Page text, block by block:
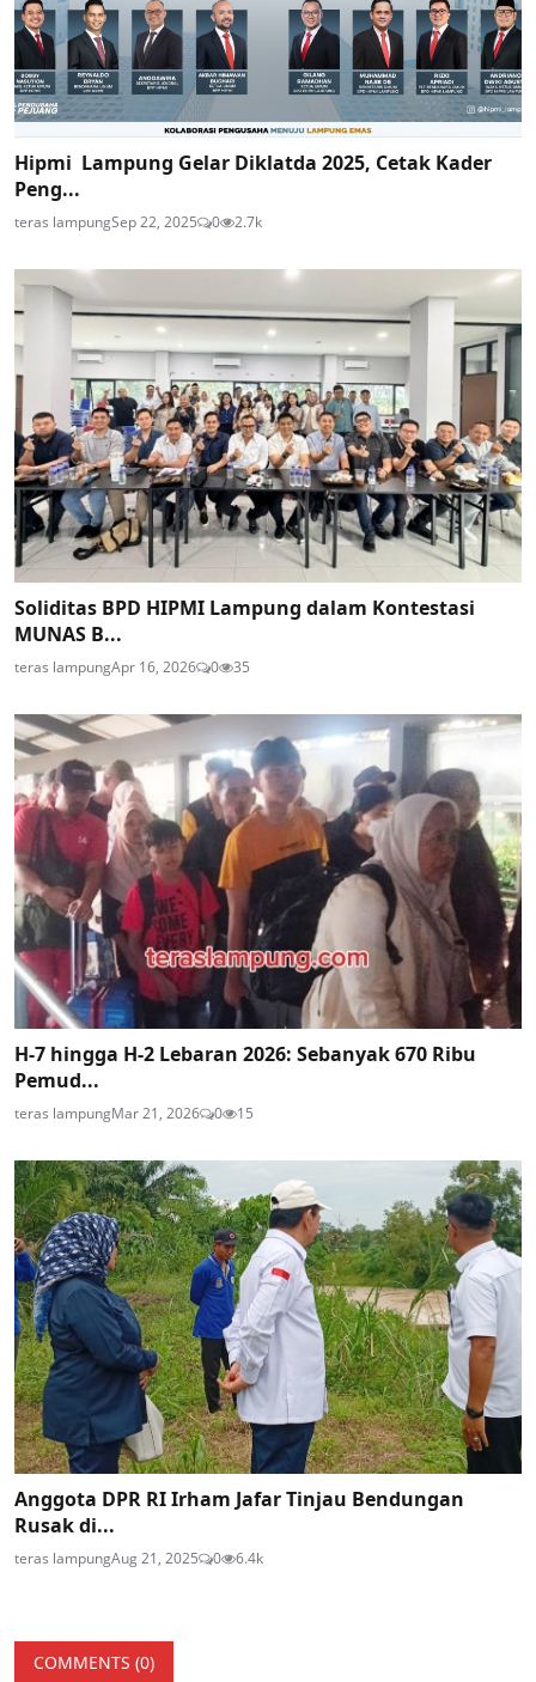
Hipmi Lampung Gelar Diklatda 2025, Cetak Kader
Peng...
teras lampungSep 22, 2025 0 2.7k
Soliditas BPD HIPMI Lampung dalam Kontestasi
MUNAS B...
teras lampungApr 16, 2026 0 35
H-7 hingga H-2 Lebaran 2026: Sebanyak 670 Ribu
Pemud...
teras lampungMar 21, 2026 0 15
Anggota DPR RI Irham Jafar Tinjau Bendungan
Rusak di...
teras lampungAug 21, 2025 0 6.4k
COMMENTS (0)